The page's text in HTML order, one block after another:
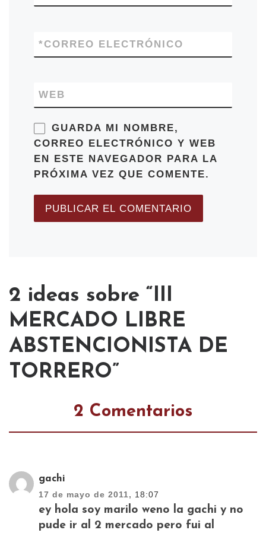
CORREO ELECTRÓNICO
*
WEB
GUARDA MI NOMBRE,
CORREO ELECTRÓNICO Y WEB
EN ESTE NAVEGADOR PARA LA
PRÓXIMA VEZ QUE COMENTE.
2 ideas sobre “III
MERCADO LIBRE
ABSTENCIONISTA DE
TORRERO”
2 Comentarios
gachi
17 de mayo de 2011, 18:07
ey hola soy marilo weno la gachi y no
pude ir al 2 mercado pero fui al